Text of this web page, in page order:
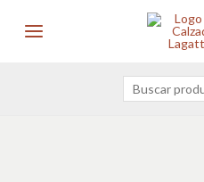
Buscar